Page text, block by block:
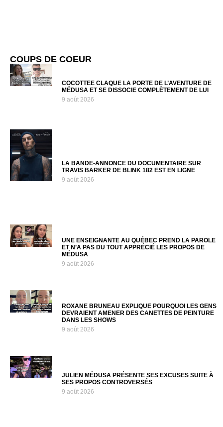
COUPS DE COEUR
COCOTTEE CLAQUE LA PORTE DE L’AVENTURE DE
MÉDUSA ET SE DISSOCIE COMPLÈTEMENT DE LUI
9 août 2026
LA BANDE-ANNONCE DU DOCUMENTAIRE SUR
TRAVIS BARKER DE BLINK 182 EST EN LIGNE
9 août 2026
UNE ENSEIGNANTE AU QUÉBEC PREND LA PAROLE
ET N’A PAS DU TOUT APPRÉCIÉ LES PROPOS DE
MÉDUSA
9 août 2026
ROXANE BRUNEAU EXPLIQUE POURQUOI LES GENS
DEVRAIENT AMENER DES CANETTES DE PEINTURE
DANS LES SHOWS
9 août 2026
JULIEN MÉDUSA PRÉSENTE SES EXCUSES SUITE À
SES PROPOS CONTROVERSÉS
9 août 2026